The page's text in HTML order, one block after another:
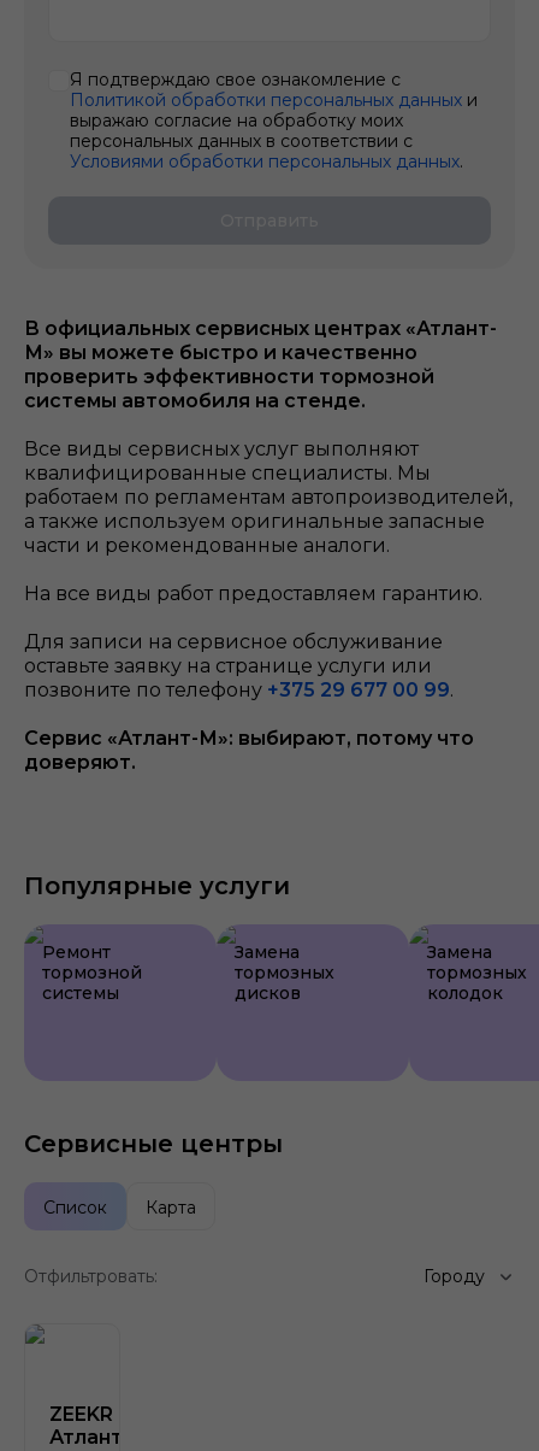
В официальных сервисных центрах «Атлант-
М» вы можете быстро и качественно
проверить эффективности тормозной
системы автомобиля на стенде.
Все виды сервисных услуг выполняют
квалифицированные специалисты. Мы
работаем по регламентам автопроизводителей,
а также используем оригинальные запасные
части и рекомендованные аналоги.
На все виды работ предоставляем гарантию.
Для записи на сервисное обслуживание
оставьте заявку на странице услуги или
позвоните по телефону +375 29 677 00 99.
Сервис «Атлант-М»: выбирают, потому что
доверяют.
Я подтверждаю свое ознакомление с
Политикой обработки персональных данных и
выражаю согласие на обработку моих
персональных данных в соответствии с
Условиями обработки персональных данных.
Популярные услуги
Ремонт
тормозной
системы
Замена
тормозных
дисков
Замена
тормозных
колодок
Сервисные центры
Список Карта
Отфильтровать: Городу
ZEEKR
Атлант-М